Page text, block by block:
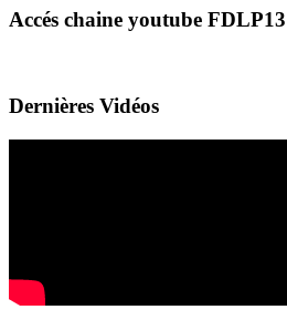
Accés chaine youtube FDLP13
Dernières Vidéos